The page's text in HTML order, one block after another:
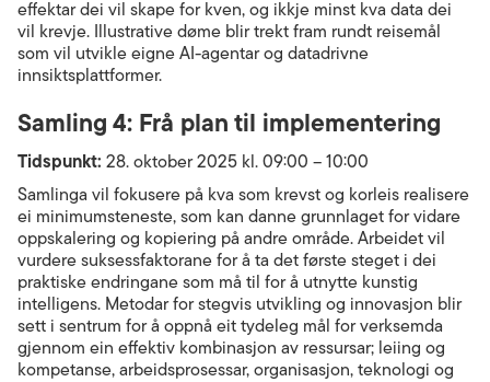
effektar dei vil skape for kven, og ikkje minst kva data dei
vil krevje. Illustrative døme blir trekt fram rundt reisemål
som vil utvikle eigne AI-agentar og datadrivne
innsiktsplattformer.
Samling 4: Frå plan til implementering
Tidspunkt: 28. oktober 2025 kl. 09:00 – 10:00
Samlinga vil fokusere på kva som krevst og korleis realisere
ei minimumsteneste, som kan danne grunnlaget for vidare
oppskalering og kopiering på andre område. Arbeidet vil
vurdere suksessfaktorane for å ta det første steget i dei
praktiske endringane som må til for å utnytte kunstig
intelligens. Metodar for stegvis utvikling og innovasjon blir
sett i sentrum for å oppnå eit tydeleg mål for verksemda
gjennom ein effektiv kombinasjon av ressursar; leiing og
kompetanse, arbeidsprosessar, organisasjon, teknologi og